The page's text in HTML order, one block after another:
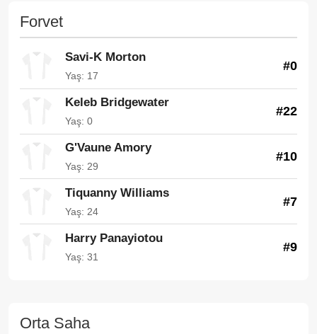
Forvet
Savi-K Morton
Yaş: 17
#0
Keleb Bridgewater
Yaş: 0
#22
G'Vaune Amory
Yaş: 29
#10
Tiquanny Williams
Yaş: 24
#7
Harry Panayiotou
Yaş: 31
#9
Orta Saha